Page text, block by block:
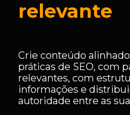
Crie conteúdo
práticas de SEO, com
relevantes, com
informações e
autoridade entre as
relevante